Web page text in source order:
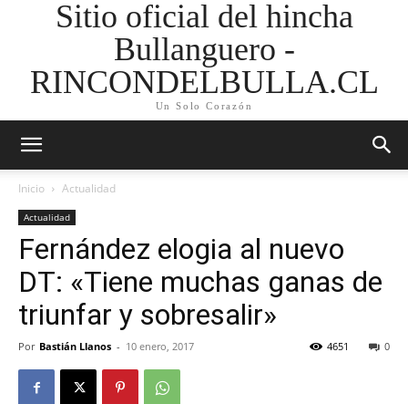
Sitio oficial del hincha
Bullanguero -
RINCONDELBULLA.CL
Un Solo Corazón
Inicio Actualidad
Actualidad
Fernández elogia al nuevo
DT: «Tiene muchas ganas de
triunfar y sobresalir»
Por Bastián Llanos - 10 enero, 2017 0
4651